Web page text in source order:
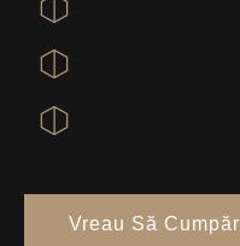
Vreau Să Cumpăr